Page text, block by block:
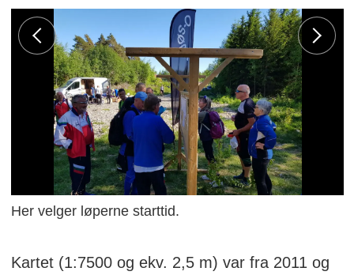
Her velger løperne starttid.
Kartet (1:7500 og ekv. 2,5 m) var fra 2011 og